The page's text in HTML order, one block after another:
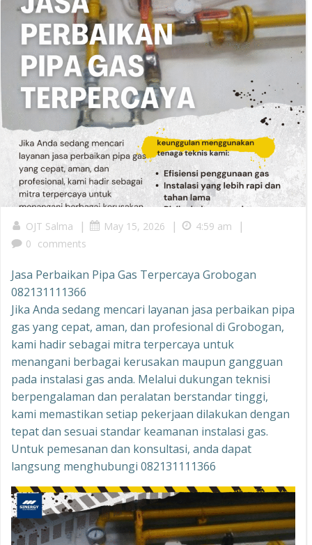
OJT Salma | May 15, 2026 | 4:59 am |
0 comments
Jasa Perbaikan Pipa Gas Terpercaya Grobogan
082131111366
Jika Anda sedang mencari layanan jasa perbaikan pipa
gas yang cepat, aman, dan profesional di Grobogan,
kami hadir sebagai mitra terpercaya untuk
menangani berbagai kerusakan maupun gangguan
pada instalasi gas anda. Melalui dukungan teknisi
berpengalaman dan peralatan berstandar tinggi,
kami memastikan setiap pekerjaan dilakukan dengan
tepat dan sesuai standar keamanan instalasi gas.
Untuk pemesanan dan konsultasi, anda dapat
langsung menghubungi 082131111366